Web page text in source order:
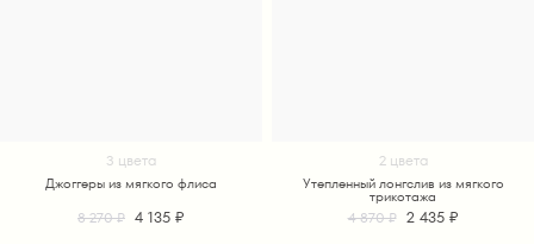
3 цвета
Джоггеры из мягкого флиса
8 270 ₽ 4 135 ₽
2 цвета
Утепленный лонгслив из мягкого
трикотажа
4 870 ₽ 2 435 ₽